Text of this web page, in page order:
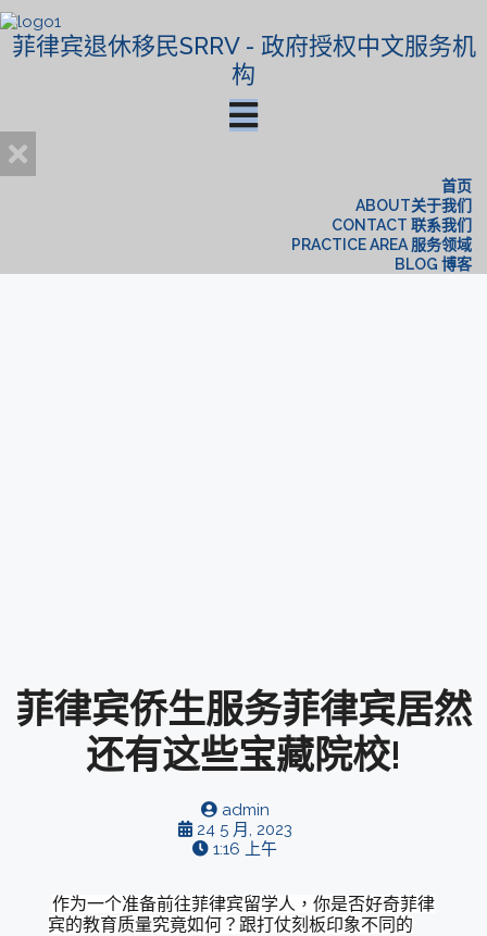
菲律宾退休移民SRRV - 政府授权中文服务机
构
首页
ABOUT关于我们
CONTACT 联系我们
PRACTICE AREA 服务领域
BLOG 博客
菲律宾侨生服务菲律宾居然
还有这些宝藏院校!
admin
24 5 月, 2023
1:16 上午
作为一个准备前往菲律宾留学人，你是否好奇菲律
宾的教育质量究竟如何？跟打仗刻板印象不同的